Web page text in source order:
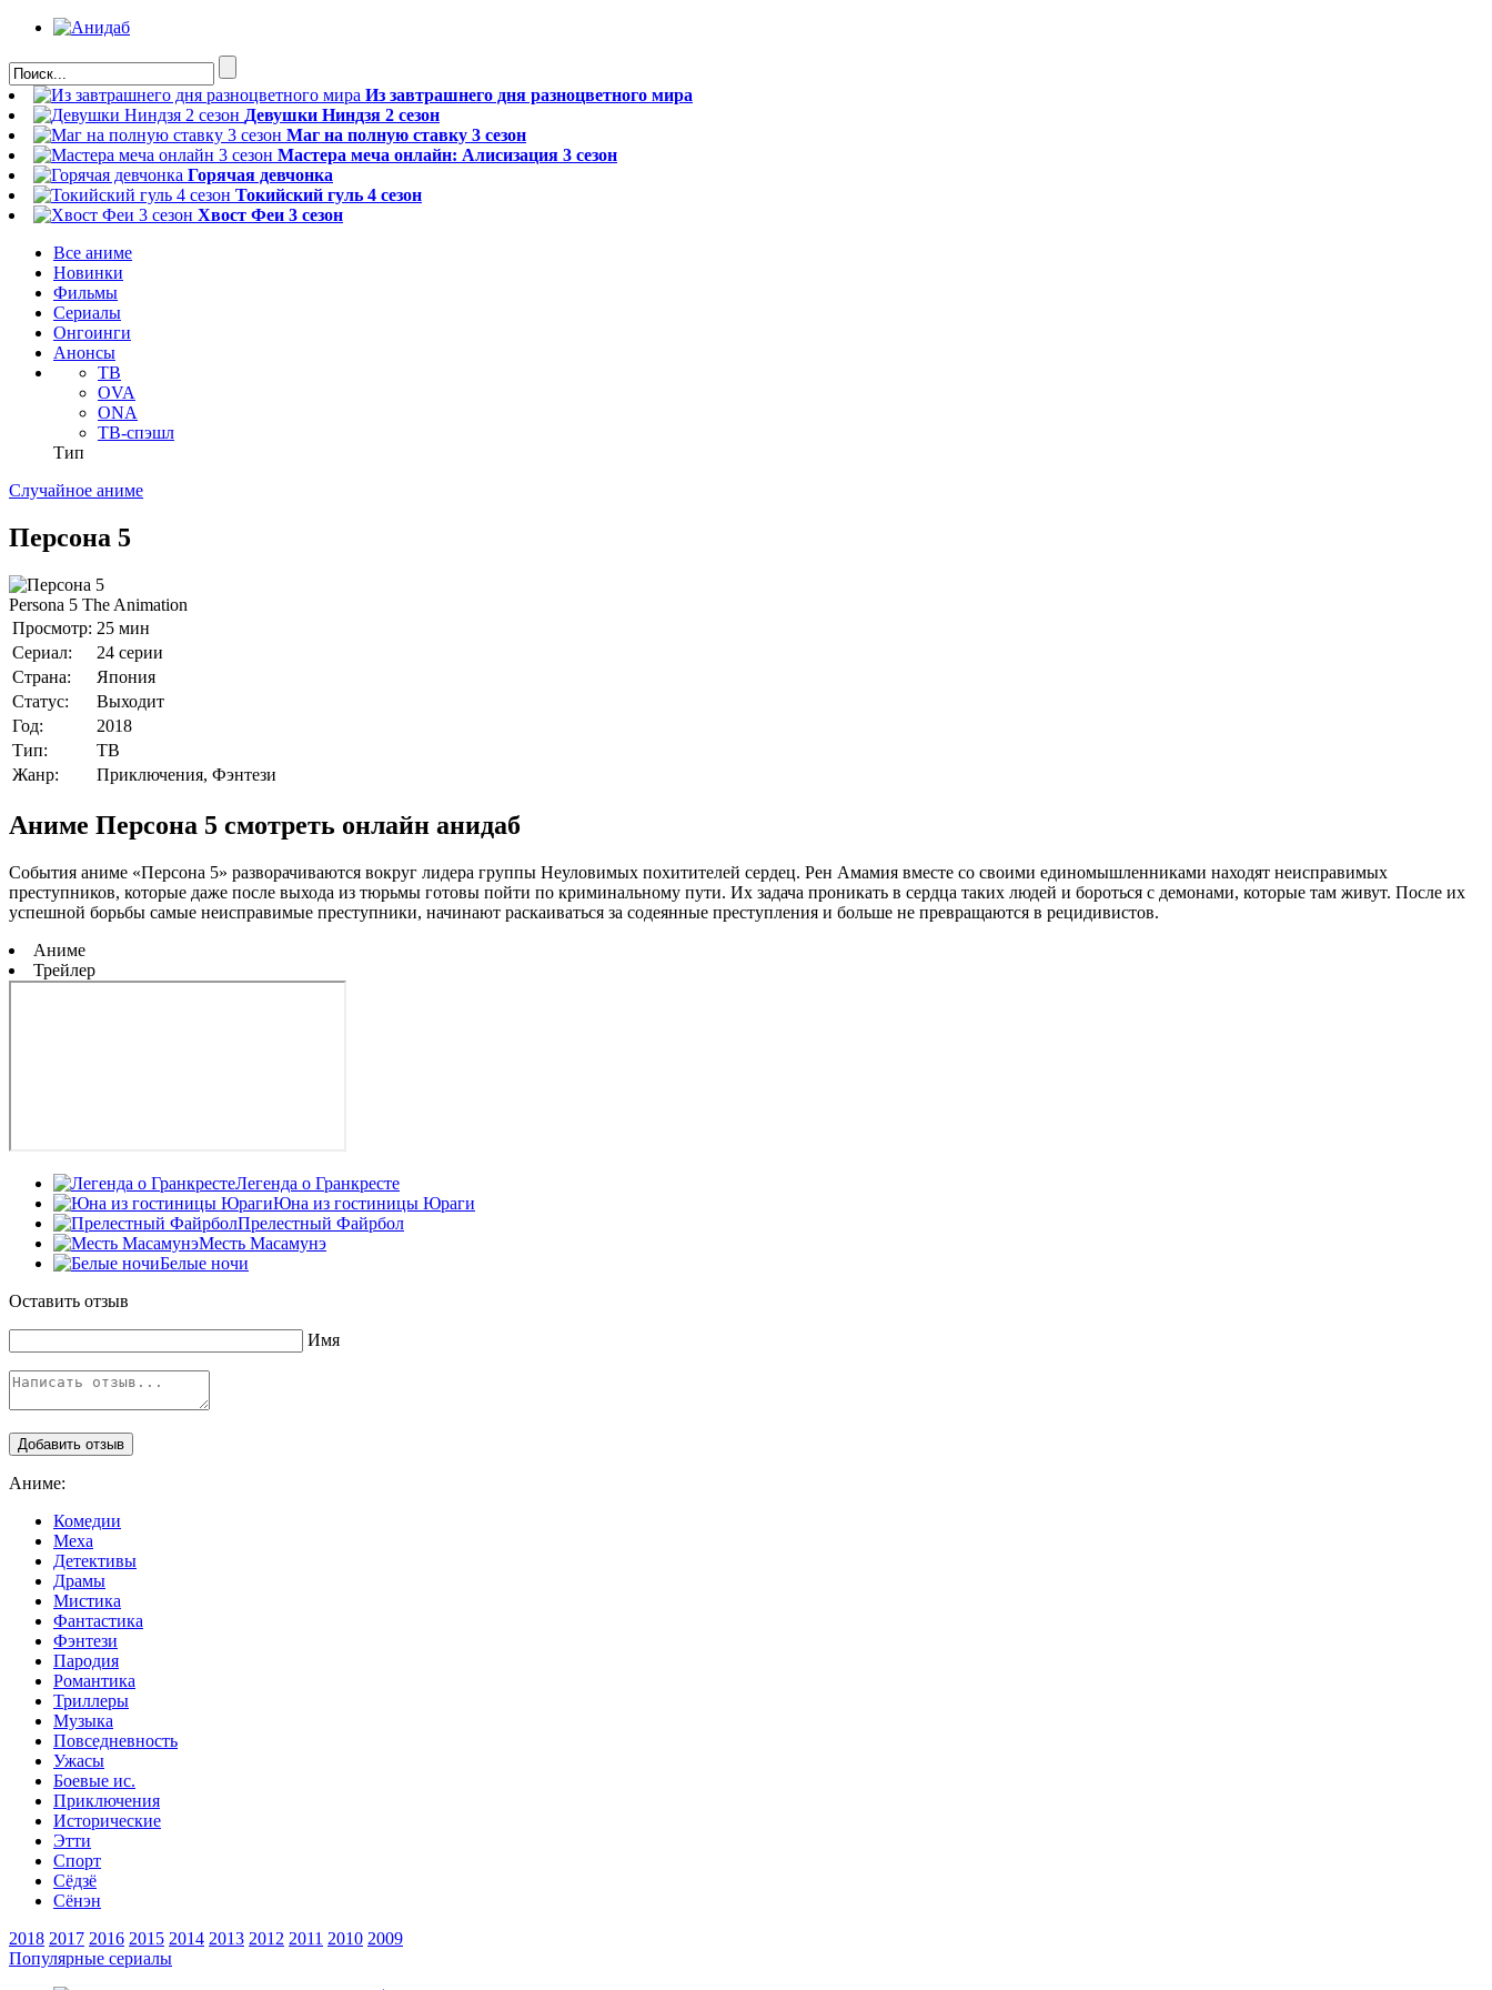
Из завтрашнего дня разноцветного мира
Девушки Ниндзя 2 сезон
Маг на полную ставку 3 сезон
Мастера меча онлайн: Алисизация 3 сезон
Горячая девчонка
Токийский гуль 4 сезон
Хвост Феи 3 сезон
Все аниме
Новинки
Фильмы
Сериалы
Онгоинги
Анонсы
ТВ
OVA
ONA
ТВ-спэшл
Тип
Случайное аниме
Персона 5
Persona 5 The Animation
Просмотр: 25 мин
Сериал:
24 серии
Страна:
Япония
Статус:
Выходит
Год:
2018
Тип:
ТВ
Жанр:
Приключения, Фэнтези
Аниме Персона 5 смотреть онлайн анидаб
События аниме «Персона 5» разворачиваются вокруг лидера группы Неуловимых похитителей сердец. Рен Амамия вместе со своими единомышленниками находят неисправимых
преступников, которые даже после выхода из тюрьмы готовы пойти по криминальному пути. Их задача проникать в сердца таких людей и бороться с демонами, которые там живут. После их
успешной борьбы самые неисправимые преступники, начинают раскаиваться за содеянные преступления и больше не превращаются в рецидивистов.
Аниме
Трейлер
Легенда о Гранкресте
Юна из гостиницы Юраги
Прелестный Файрбол
Месть Масамунэ
Белые ночи
Оставить отзыв
Имя
Аниме:
Комедии
Меха
Детективы
Драмы
Мистика
Фантастика
Фэнтези
Пародия
Романтика
Триллеры
Музыка
Повседневность
Ужасы
Боевые ис.
Приключения
Исторические
Этти
Спорт
Сёдзё
Сёнэн
2018 2017 2016 2015 2014 2013 2012 2011 2010 2009
Популярные сериалы